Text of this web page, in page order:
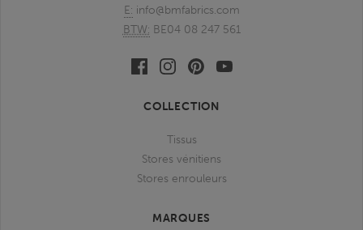
E: info@bmfabrics.com
BTW: BE04 08 247 561
FacebookLinkedinPinterestYoutube
COLLECTION
Tissus
Stores vénitiens
Stores enrouleurs
MARQUES